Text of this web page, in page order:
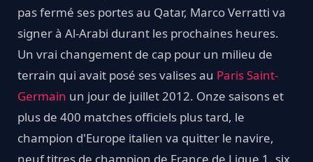
pas fermé ses portes au Qatar, Marco Verratti va
signer à Al-Arabi durant les prochaines heures.
Un vrai changement de cap pour un milieu de
terrain qui avait posé ses valises au Paris Saint-
Germain un jour de juillet 2012. Onze saisons et
plus de 400 matches officiels plus tard, le
champion d'Europe italien va quitter le navire,
neuf titres de champion de France de Ligue 1, six